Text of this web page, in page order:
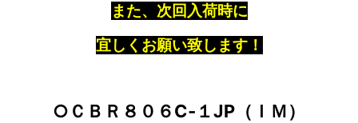
また、次回入荷時に
宜しくお願い致します！
○ＣＢＲ８０６C‐１JP（ＩＭ）